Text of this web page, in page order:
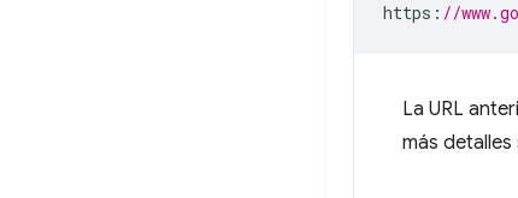
https : //
La URL
más